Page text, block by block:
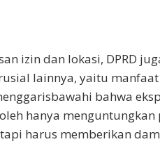
izin dan lokasi, DPRD
lainnya, yaitu
bahwa
hanya menguntungkan
harus memberikan